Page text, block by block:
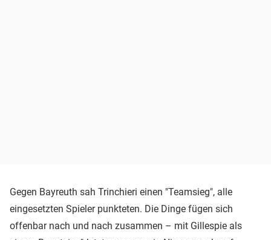
Gegen Bayreuth sah Trinchieri einen "Teamsieg", alle
eingesetzten Spieler punkteten. Die Dinge fügen sich
offenbar nach und nach zusammen – mit Gillespie als